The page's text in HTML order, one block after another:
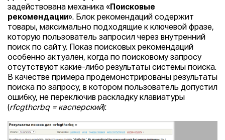
задействована механика « Поисковые
рекомендации». Блок рекомендаций содержит
товары, максимально подходящие к ключевой фразе,
которую пользователь запросил через внутренний
поиск по сайту. Показ поисковых рекомендаций
особенно актуален, когда по поисковому запросу
отсутствуют какие-либо результаты системы поиска.
В качестве примера продемонстрированы результаты
поиска по запросу, в котором пользователь допустил
ошибку, не переключив раскладку клавиатуры
(rfcgthcrbq = касперский):